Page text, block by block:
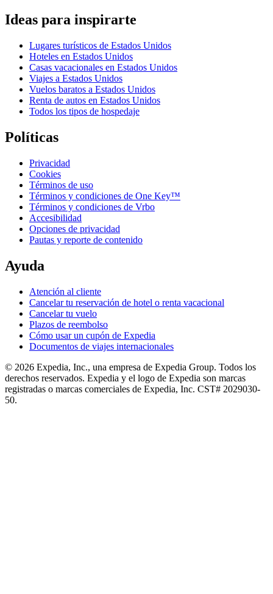
Ideas para inspirarte
Lugares turísticos de Estados Unidos
Hoteles en Estados Unidos
Casas vacacionales en Estados Unidos
Viajes a Estados Unidos
Vuelos baratos a Estados Unidos
Renta de autos en Estados Unidos
Todos los tipos de hospedaje
Políticas
Privacidad
Cookies
Términos de uso
Términos y condiciones de One Key™
Términos y condiciones de Vrbo
Accesibilidad
Opciones de privacidad
Pautas y reporte de contenido
Ayuda
Atención al cliente
Cancelar tu reservación de hotel o renta vacacional
Cancelar tu vuelo
Plazos de reembolso
Cómo usar un cupón de Expedia
Documentos de viajes internacionales
© 2026 Expedia, Inc., una empresa de Expedia Group. Todos los
derechos reservados. Expedia y el logo de Expedia son marcas
registradas o marcas comerciales de Expedia, Inc. CST# 2029030-
50.